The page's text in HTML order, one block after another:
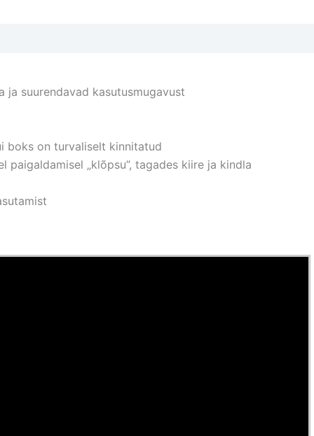
suurendavad kasutusmugavust
boks on turvaliselt kinnitatud
„klõpsu”, tagades kiire ja kindla